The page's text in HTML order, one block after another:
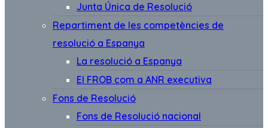
Junta Única de Resolució
Repartiment de les competències de
resolució a Espanya
La resolució a Espanya
El FROB com a ANR executiva
Fons de Resolució
Fons de Resolució nacional